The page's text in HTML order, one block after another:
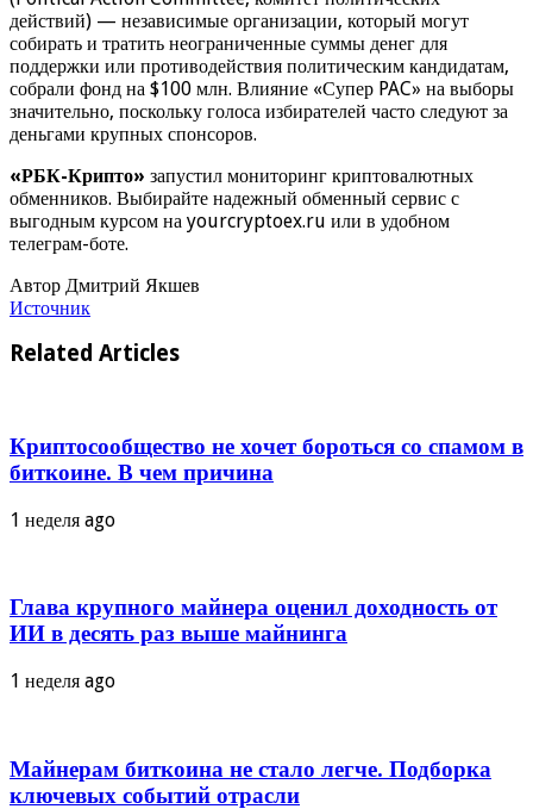
действий) — независимые организации, который могут
собирать и тратить неограниченные суммы денег для
поддержки или противодействия политическим кандидатам,
собрали фонд на $100 млн. Влияние «Супер PAC» на выборы
значительно, поскольку голоса избирателей часто следуют за
деньгами крупных спонсоров.
«РБК-Крипто» запустил мониторинг криптовалютных
обменников. Выбирайте надежный обменный сервис с
выгодным курсом на yourcryptoex.ru или в удобном
телеграм-боте.
Автор Дмитрий Якшев
Источник
Related Articles
Криптосообщество не хочет бороться со спамом в
биткоине. В чем причина
1 неделя ago
Глава крупного майнера оценил доходность от
ИИ в десять раз выше майнинга
1 неделя ago
Майнерам биткоина не стало легче. Подборка
ключевых событий отрасли